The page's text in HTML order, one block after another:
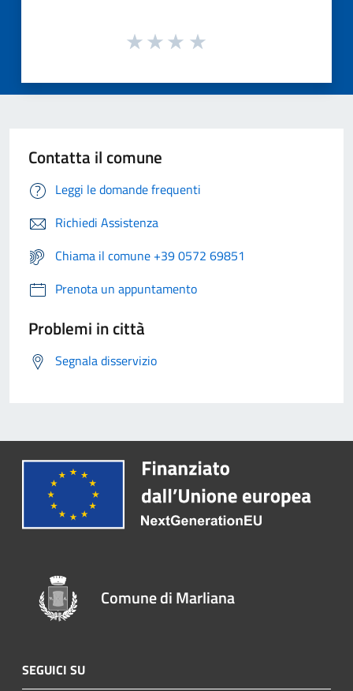
Contatta il comune
Leggi le domande frequenti
Richiedi Assistenza
Chiama il comune +39 0572 69851
Prenota un appuntamento
Problemi in città
Segnala disservizio
Comune di Marliana
SEGUICI SU